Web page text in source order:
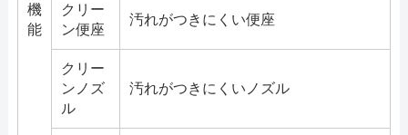
機
能
クリー
ン便座
汚れがつきにくい便座
クリー
ンノズ
ル
汚れがつきにくいノズル